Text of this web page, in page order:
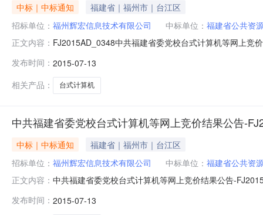
中标｜中标通知
福建省｜福州市｜台江区
招标单位： 福州辉宏信息技术有限公司 中标单位： 福建省公共资
正文内容： FJ2015AD_0348中共福建省委党校台式计算机等网上竞
公告主要内容为：福州FJ2015AD_0348中共福建省委党
发布时间： 2015-07-13
相关产品：
台式计算机
中共福建省委党校台式计算机等网上竞价结果公告-
中标｜中标通知
福建省｜福州市｜台江区
招标单位： 福州辉宏信息技术有限公司 中标单位： 福建省公共资
正文内容： 中共福建省委党校台式计算机等网上竞价结果公告-
布如下：各合同包报价情况：包号品目号项目数量金额
发布时间： 2015-07-13